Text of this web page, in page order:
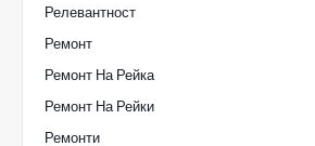
Релевантност
Ремонт
Ремонт На Рейка
Ремонт На Рейки
Ремонти